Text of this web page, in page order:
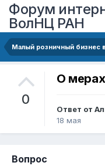
Форум
ВолНЦ РАН
0
О
Ответ от
18 мая
Вопрос